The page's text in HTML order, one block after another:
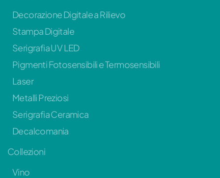
Decorazione Digitale a Rilievo
Stampa Digitale
Serigrafia UV LED
Pigmenti Fotosensibili e Termosensibili
Laser
Metalli Preziosi
Serigrafia Ceramica
Decalcomania
Collezioni
Vino